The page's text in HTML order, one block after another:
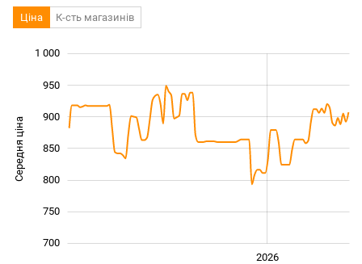
Ціна К-сть магазинів
Середня ціна 1 000
700
750
800
850
900
950
1 000
2026